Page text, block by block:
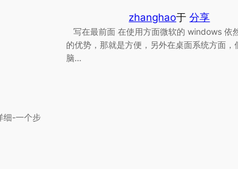
细-一个步
zhanghao于分享
写在最前面 在使用方面微软的 windows 依
的优势，那就是方便，另外在桌面系统方面，
脑…